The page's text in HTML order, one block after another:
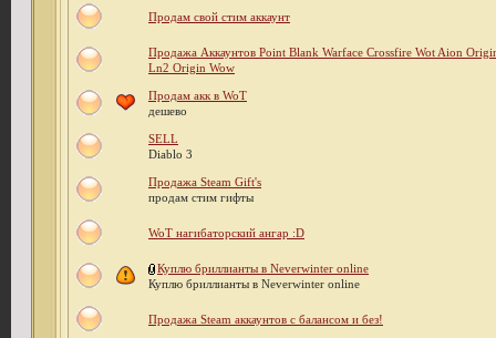
Продам свой стим аккаунт
Продажа Аккаунтов Point Blank Warface Crossfire Wot Aion
Ln2 Origin Wow
Продам акк в WoT
дешево
SELL
Diablo 3
Продажа Steam Gift's
продам стим гифты
WoT нагибаторский ангар :D
Куплю бриллианты в Neverwinter online
Куплю бриллианты в Neverwinter online
Продажа Steam аккаунтов с балансом и без!